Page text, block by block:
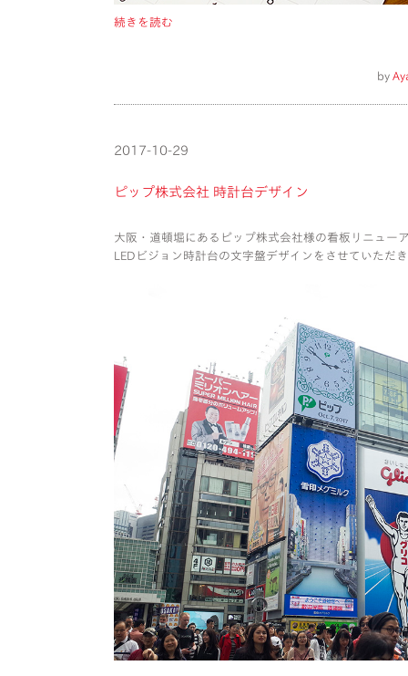
続きを読む
by
2017-10-29
ピップ株式会社 時計台デザイン
大阪・道頓堀にあるピップ株式会社様の看板リニュー
LEDビジョン時計台の文字盤デザインをさせていただ